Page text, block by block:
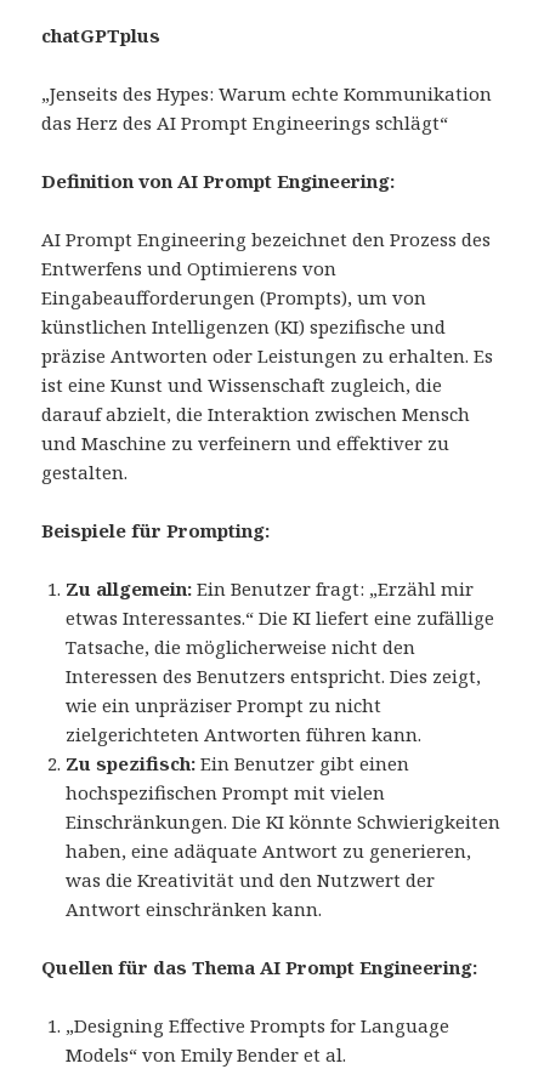
chatGPTplus
„Jenseits des Hypes: Warum echte Kommunikation
das Herz des AI Prompt Engineerings schlägt“
Definition von AI Prompt Engineering:
AI Prompt Engineering bezeichnet den Prozess des
Entwerfens und Optimierens von
Eingabeaufforderungen (Prompts), um von
künstlichen Intelligenzen (KI) spezifische und
präzise Antworten oder Leistungen zu erhalten. Es
ist eine Kunst und Wissenschaft zugleich, die
darauf abzielt, die Interaktion zwischen Mensch
und Maschine zu verfeinern und effektiver zu
gestalten.
Beispiele für Prompting:
Zu allgemein: Ein Benutzer fragt: „Erzähl mir
etwas Interessantes.“ Die KI liefert eine zufällige
Tatsache, die möglicherweise nicht den
Interessen des Benutzers entspricht. Dies zeigt,
wie ein unpräziser Prompt zu nicht
zielgerichteten Antworten führen kann.
Zu spezifisch: Ein Benutzer gibt einen
hochspezifischen Prompt mit vielen
Einschränkungen. Die KI könnte Schwierigkeiten
haben, eine adäquate Antwort zu generieren,
was die Kreativität und den Nutzwert der
Antwort einschränken kann.
Quellen für das Thema AI Prompt Engineering:
„Designing Effective Prompts for Language
Models“ von Emily Bender et al.